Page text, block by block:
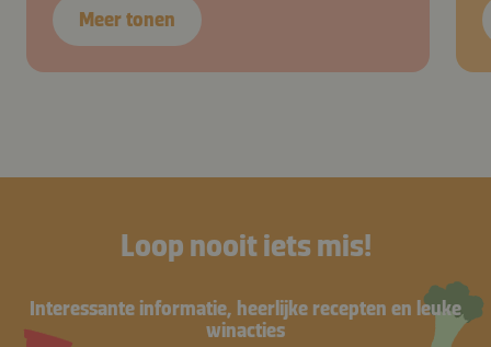
Meer tonen
Loop nooit iets mis!
Interessante informatie, heerlijke recepten en leuke
winacties